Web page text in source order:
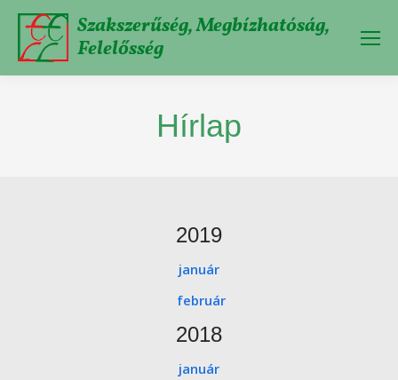
Szakszerűség, Megbízhatóság,
Felelősség
Hírlap
2019
január
február
2018
január